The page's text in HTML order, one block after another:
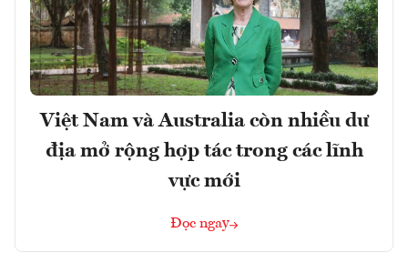
Việt Nam và Australia còn nhiều dư
địa mở rộng hợp tác trong các lĩnh
vực mới
Đọc ngay